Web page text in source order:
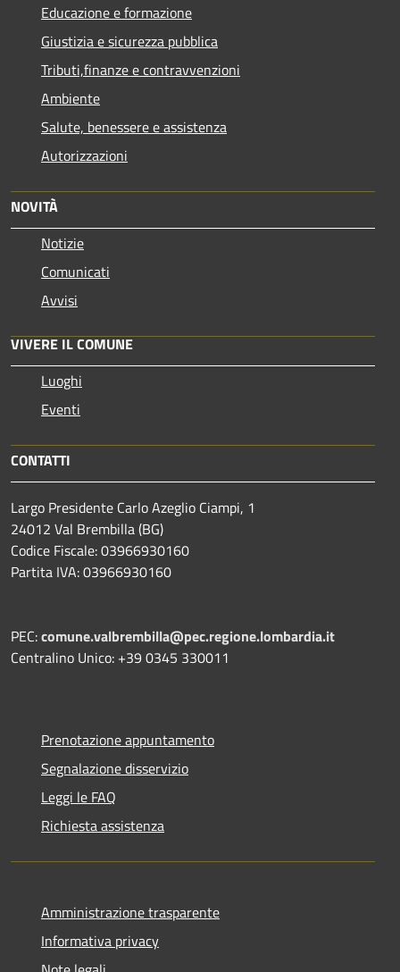
Educazione e formazione
Giustizia e sicurezza pubblica
Tributi,finanze e contravvenzioni
Ambiente
Salute, benessere e assistenza
Autorizzazioni
NOVITÀ
Notizie
Comunicati
Avvisi
VIVERE IL COMUNE
Luoghi
Eventi
CONTATTI
Largo Presidente Carlo Azeglio Ciampi, 1
24012 Val Brembilla (BG)
Codice Fiscale: 03966930160
Partita IVA: 03966930160
PEC:comune.valbrembilla@pec.regione.lombardia.it
Centralino Unico: +39 0345 330011
Prenotazione appuntamento
Segnalazione disservizio
Leggi le FAQ
Richiesta assistenza
Amministrazione trasparente
Informativa privacy